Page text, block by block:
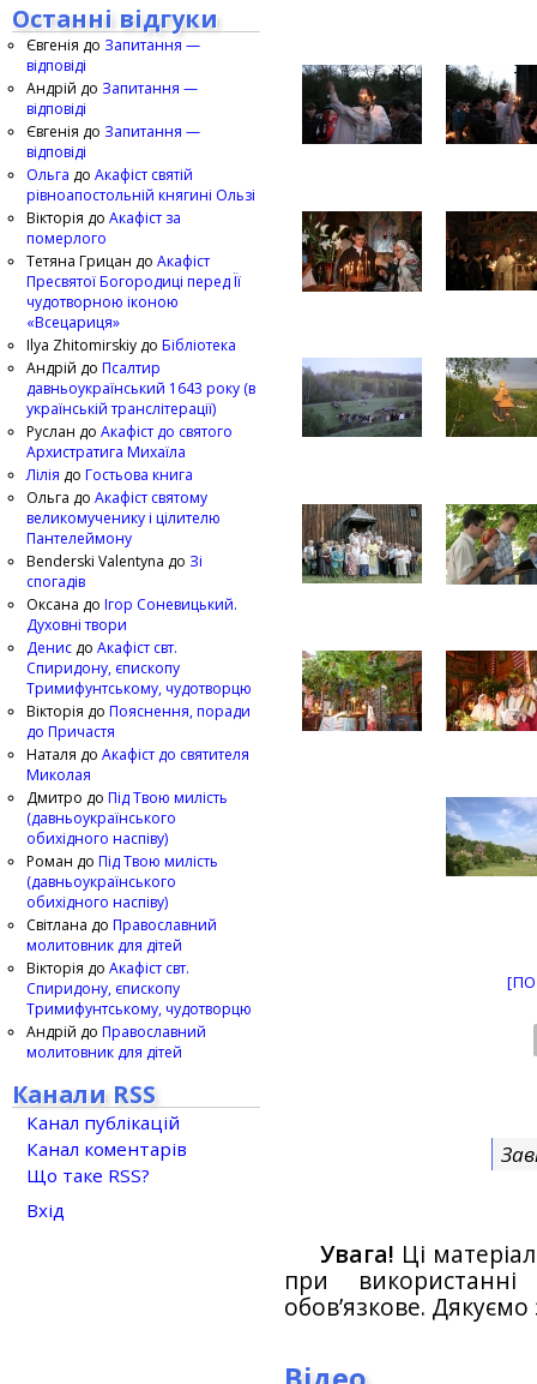
Увага! Ці
при
обов’язкове.
Останні відгуки
Євгенія до Запитання —
відповіді
Андрій до Запитання —
відповіді
Євгенія до Запитання —
відповіді
Ольга до Акафіст святій
рівноапостольній княгині Ользі
Вікторія до Акафіст за
померлого
Тетяна Грицан до Акафіст
Пресвятої Богородиці перед Її
чудотворною іконою
«Всецариця»
Ilya Zhitomirskiy до Бібліотека
Андрій до Псалтир
давньоукраїнський 1643 року (в
українській транслітерації)
Руслан до Акафіст до святого
Архистратига Михаїла
Лілія до Гостьова книга
Ольга до Акафіст святому
великомученику і цілителю
Пантелеймону
Benderski Valentyna до Зі
спогадів
Оксана до Ігор Соневицький.
Духовні твори
Денис до Акафіст свт.
Спиридону, єпископу
Тримифунтському, чудотворцю
Вікторія до Пояснення, поради
до Причастя
Наталя до Акафіст до святителя
Миколая
Дмитро до Під Твою милість
(давньоукраїнського
обихідного наспіву)
Роман до Під Твою милість
(давньоукраїнського
обихідного наспіву)
Світлана до Православний
молитовник для дітей
Вікторія до Акафіст свт.
Спиридону, єпископу
Тримифунтському, чудотворцю
Андрій до Православний
молитовник для дітей
Канали RSS
Канал публікацій
Канал коментарів
Що таке RSS?
Вхід